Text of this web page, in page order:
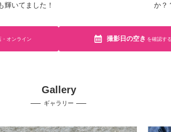
輝いてました！
か？
・オンライン 撮影日の空き を確認す
Gallery
ギャラリー